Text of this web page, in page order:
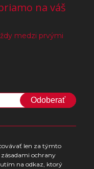
na váš
medzi prvými
Odoberať
len za týmto
ochrany
na odkaz, ktorý